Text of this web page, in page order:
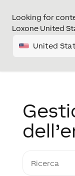
Looking for
Loxone United
United